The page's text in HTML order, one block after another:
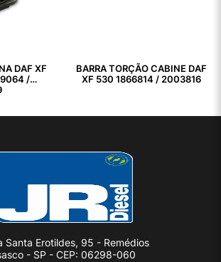
DAF XF
/
BARRA TORÇÃO CABINE DAF
XF 530 1866814 / 2003816
Santa Erotildes, 95 - Remédios
- SP - CEP: 06298-060